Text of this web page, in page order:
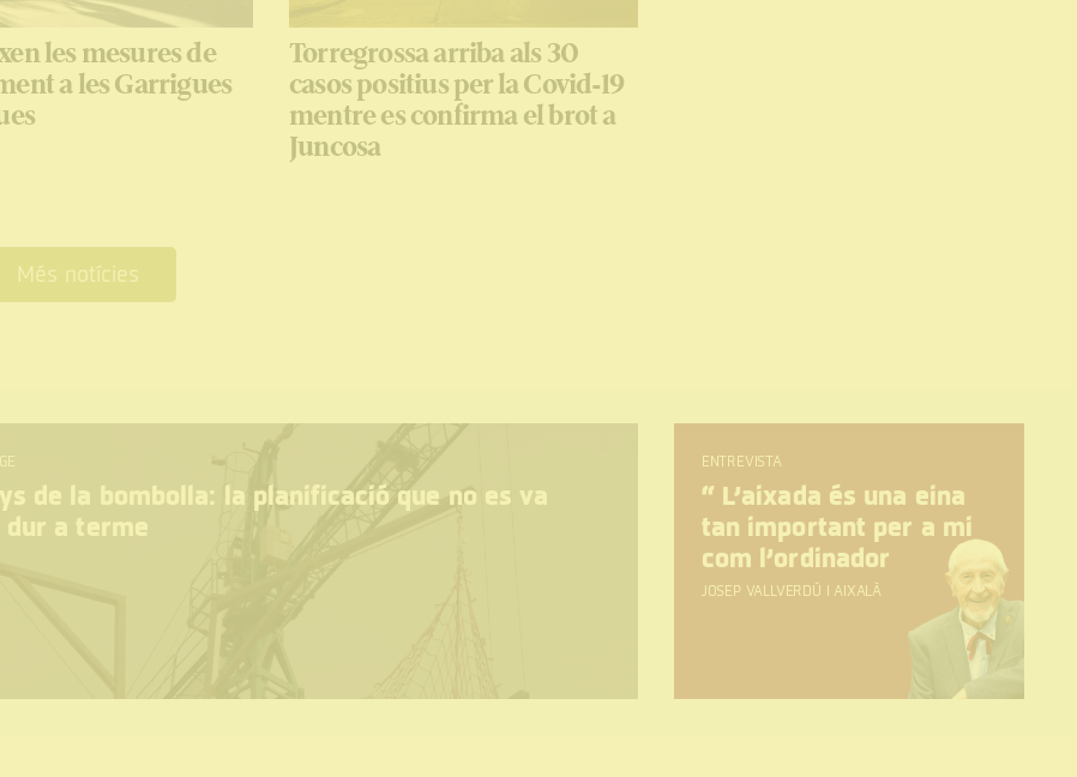
les mesures de
a les Garrigues
Torregrossa arriba als 30
casos positius per la Covid-19
mentre es confirma el brot a
Juncosa
Més notícies
de la bombolla: la planificació que no es va
dur a terme
ENTREVISTA
“ L’aixada és una eina
tan important per a mi
com l’ordinador
JOSEP VALLVERDÚ I AIXALÀ